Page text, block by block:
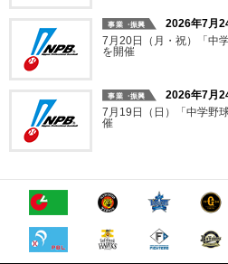
2026年7月
7月20日（月・祝）「中
を開催
2026年7月
7月19日（日）「中学野
催